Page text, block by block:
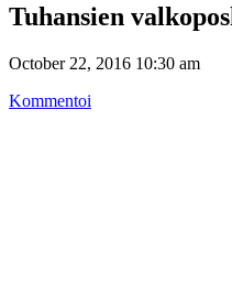
Tuhansien
October 22, 2016 10:30 am
Kommentoi